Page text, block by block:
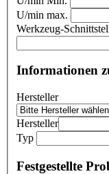
U/min max.
Werkzeug-
Informationen
Hersteller
Hersteller
Typ
Festgestellte